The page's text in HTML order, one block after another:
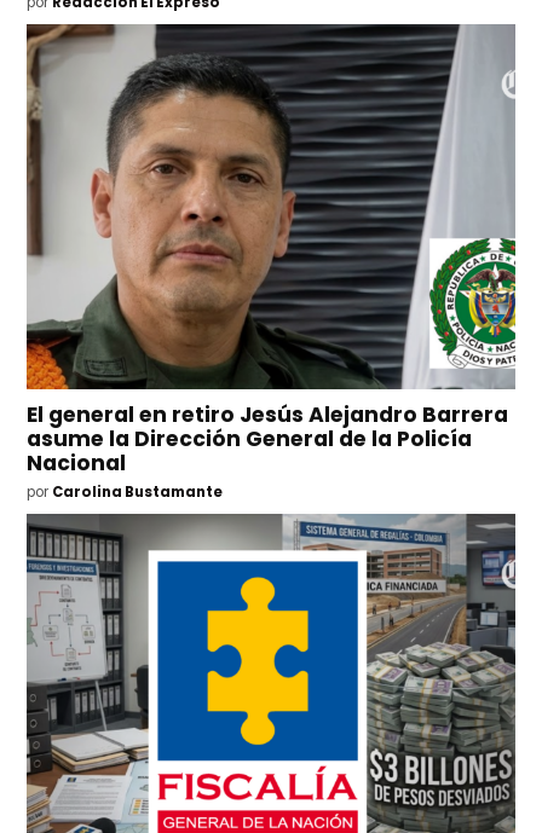
El general en retiro Jesús Alejandro Barrera
asume la Dirección General de la Policía
Nacional
por Carolina Bustamante